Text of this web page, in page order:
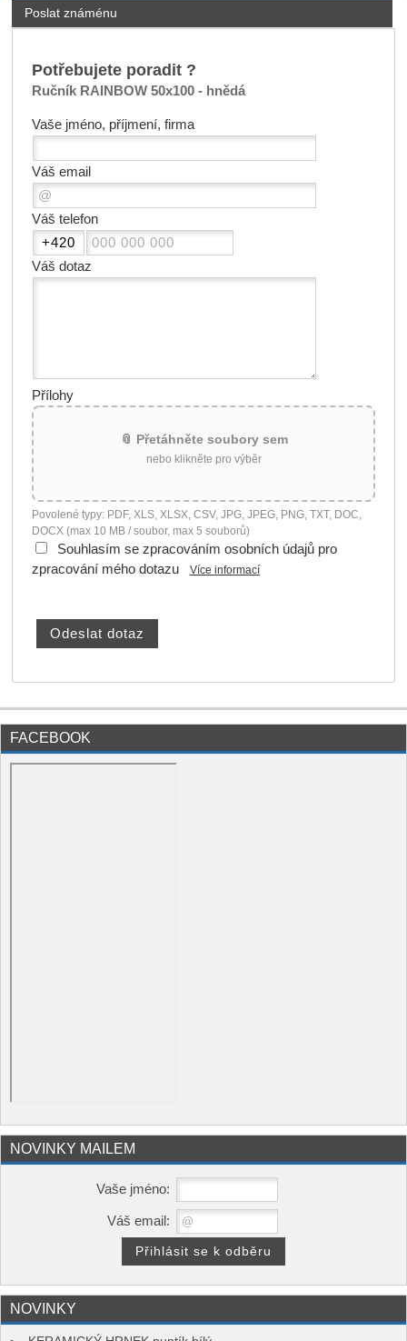
Poslat známénu
Potřebujete poradit ?
Ručník RAINBOW 50x100 - hnědá
Vaše jméno, příjmení, firma
Váš email
Váš telefon
Váš dotaz
Přílohy
📎 Přetáhněte soubory sem
nebo klikněte pro výběr
Povolené typy: PDF, XLS, XLSX, CSV, JPG, JPEG, PNG, TXT, DOC,
DOCX (max 10 MB / soubor, max 5 souborů)
Souhlasím se zpracováním osobních údajů pro
zpracování mého dotazu
Více informací
FACEBOOK
NOVINKY MAILEM
Vaše jméno:
Váš email:
NOVINKY